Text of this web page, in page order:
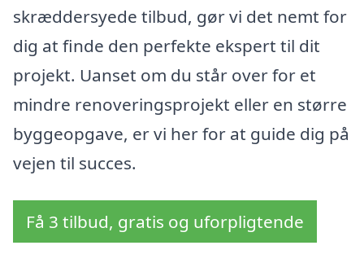
skræddersyede tilbud, gør vi det nemt for
dig at finde den perfekte ekspert til dit
projekt. Uanset om du står over for et
mindre renoveringsprojekt eller en større
byggeopgave, er vi her for at guide dig på
vejen til succes.
Få 3 tilbud, gratis og uforpligtende